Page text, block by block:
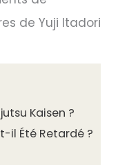
de Yuji Itadori
Kaisen ?
il Été Retardé ?